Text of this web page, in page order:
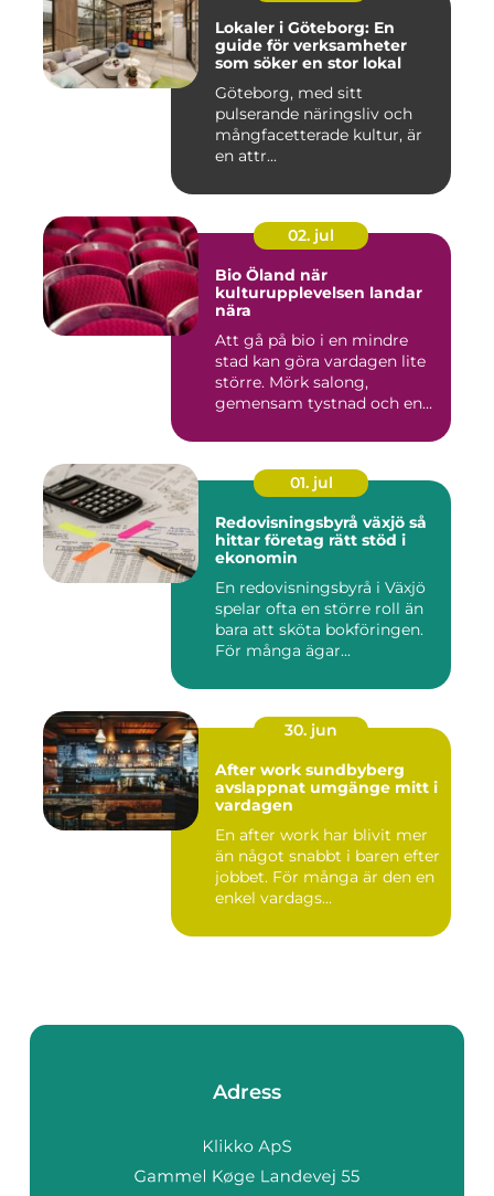
Lokaler i Göteborg: En
guide för verksamheter
som söker en stor lokal
Göteborg, med sitt
pulserande näringsliv och
mångfacetterade kultur, är
en attr...
02. jul
Bio Öland när
kulturupplevelsen landar
nära
Att gå på bio i en mindre
stad kan göra vardagen lite
större. Mörk salong,
gemensam tystnad och en
01. jul
Redovisningsbyrå växjö så
hittar företag rätt stöd i
ekonomin
En redovisningsbyrå i Växjö
spelar ofta en större roll än
bara att sköta bokföringen.
För många ägar...
30. jun
After work sundbyberg
avslappnat umgänge mitt i
vardagen
En after work har blivit mer
än något snabbt i baren efter
jobbet. För många är den en
enkel vardags...
Adress